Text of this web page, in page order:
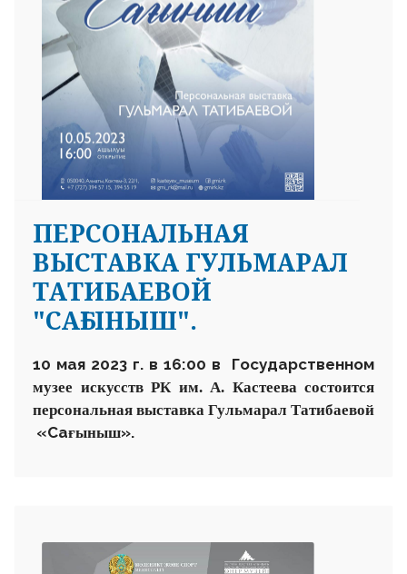
ПЕРСОНАЛЬНАЯ
ВЫСТАВКА ГУЛЬМАРАЛ
ТАТИБАЕВОЙ
"САҒЫНЫШ".
10 мая 2023 г. в 16:00 в Государственном
музее искусств РК им. А. Кастеева состоится
персональная выставка Гульмарал Татибаевой
«Сағыныш».